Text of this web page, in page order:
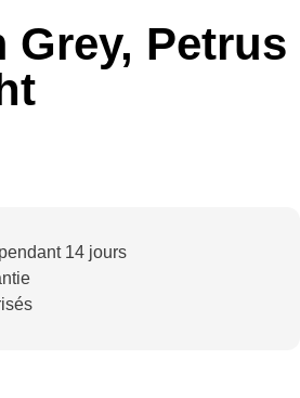
Grey, Petrus
14 jours